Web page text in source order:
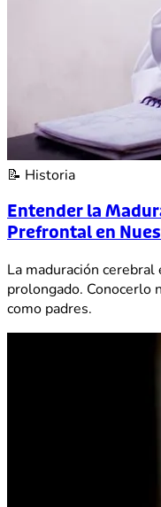
📝 Historia
Entender la
Prefrontal en
La maduración
prolongado. Conocerlo
como padres.